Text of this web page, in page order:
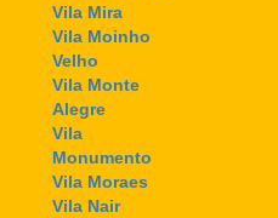
Vila Mira
Vila Moinho
Velho
Vila Monte
Alegre
Vila
Monumento
Vila Moraes
Vila Nair